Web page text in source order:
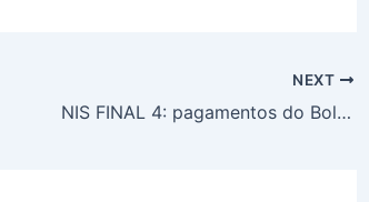
NEXT
NIS FINAL 4: pagamentos do Bolsa Família nesta quinta-feira (23)